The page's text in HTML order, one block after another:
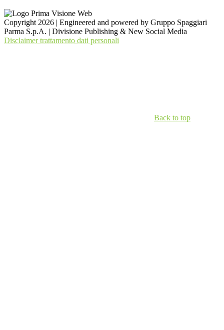
Copyright 2026 | Engineered and powered by Gruppo Spaggiari
Parma S.p.A. | Divisione Publishing & New Social Media
Disclaimer trattamento dati personali
Back to top